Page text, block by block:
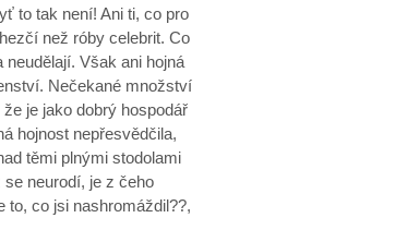
to tak není! Ani ti, co pro
než róby celebrit. Co
Však ani hojná
Nečekané množství
je jako dobrý hospodář
hojnost nepřesvědčila,
těmi plnými stodolami
neurodí, je z čeho
to, co jsi nashromáždil??,